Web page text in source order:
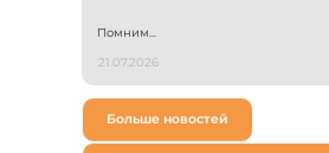
Помним...
21.07.2026
Больше новостей